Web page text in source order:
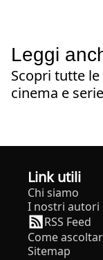
Leggi
Scopri tutte
cinema e
Link utili
Chi siamo
I nostri autori
RSS Feed
Come
Sitemap